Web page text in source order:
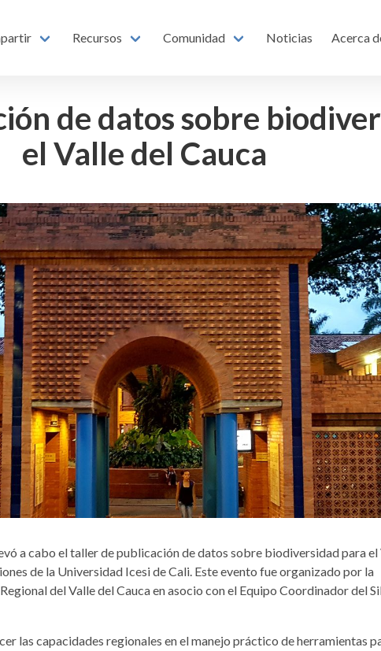
Recursos Comunidad Noticias Acerca
de datos sobre
el Valle del Cauca
a cabo el taller de publicación de datos sobre biodiversidad para el
de la Universidad Icesi de Cali. Este evento fue organizado por la
del Valle del Cauca en asocio con el Equipo Coordinador del
las capacidades regionales en el manejo práctico de herramientas